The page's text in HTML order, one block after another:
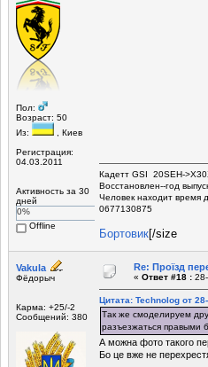
Пол:
Возраст: 50
Из:
, Киев
Регистрация:
04.03.2011
Активность за 30
дней
0%
Offline
Кадетт GSI 20SEH-
Восстановлен--год
Человек находит время
0677130875
Бортовик[/size
Vakula
Фёдорыч
Карма: +25/-2
Сообщений: 380
Re: Проїзд
« Ответ #18 :
Цитата: Technolog от
Так же смоделируем
разъезжаться правыми
А можна фото такого
Бо це вже не